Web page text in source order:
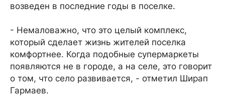
возведен в последние годы в поселке.
- Немаловажно, что это целый комплекс,
который сделает жизнь жителей поселка
комфортнее. Когда подобные супермаркеты
появляются не в городе, а на селе, это говорит
о том, что село развивается, - отметил Ширап
Гармаев.